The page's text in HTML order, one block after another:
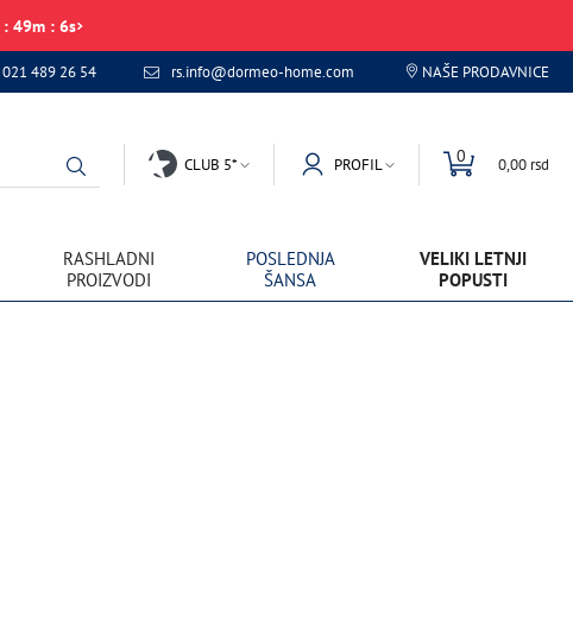
: 49m : 6s
021 489 26 54 rs.info@dormeo-home.com NAŠE PRODAVNICE
CLUB 5* PROFIL 0 0,00 rsd
RASHLADNI
PROIZVODI
POSLEDNJA
ŠANSA
VELIKI LETNJI
POPUSTI